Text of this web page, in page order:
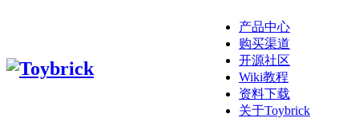
产品中心
购买渠道
开源社区
Wiki教程
资料下载
关于Toybrick